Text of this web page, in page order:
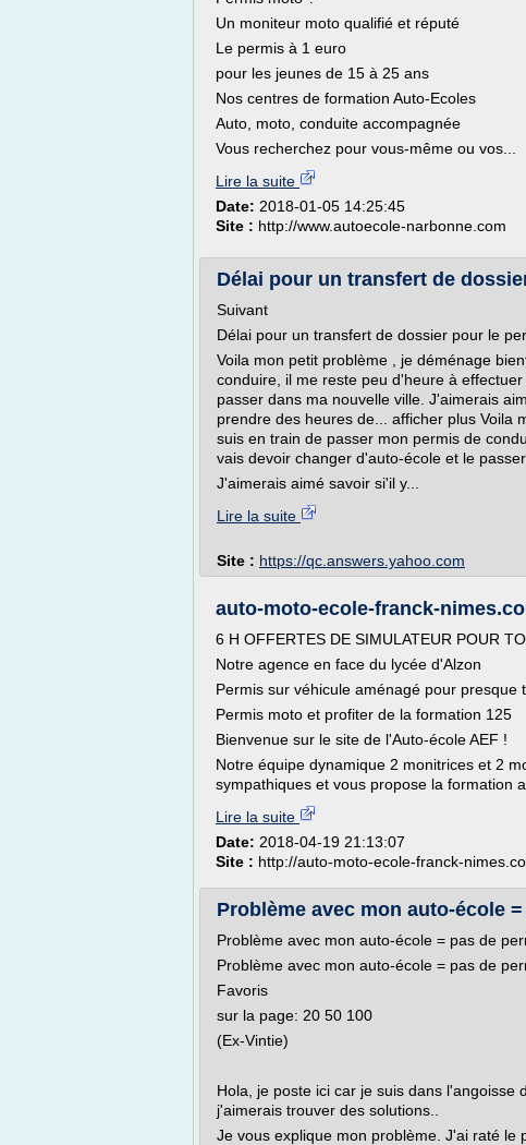
Un moniteur moto qualifié et réputé
Le permis à 1 euro
pour les jeunes de 15 à 25 ans
Nos centres de formation Auto-Ecoles
Auto, moto, conduite accompagnée
Vous recherchez pour vous-même ou vos...
Lire la suite
Date: 2018-01-05 14:25:45
Site : http://www.autoecole-narbonne.com
Délai pour un transfert de
Suivant
Délai pour un transfert de dossier pour le
Voila mon petit problème , je déménage
conduire, il me reste peu d'heure à
passer dans ma nouvelle ville. J'aimerais
prendre des heures de... afficher plus Voila
suis en train de passer mon permis de
vais devoir changer d'auto-école et le
J'aimerais aimé savoir si'il y...
Lire la suite
Site : https://qc.answers.yahoo.com
auto-moto-ecole-franck-
6 H OFFERTES DE SIMULATEUR POUR
Notre agence en face du lycée d'Alzon
Permis sur véhicule aménagé pour presque
Permis moto et profiter de la formation 125
Bienvenue sur le site de l'Auto-école AEF !
Notre équipe dynamique 2 monitrices et 2
sympathiques et vous propose la formation
Lire la suite
Date: 2018-04-19 21:13:07
Site : http://auto-moto-ecole-franck-
Problème avec mon auto-école
Problème avec mon auto-école = pas de
Problème avec mon auto-école = pas de
Favoris
sur la page: 20 50 100
(Ex-Vintie)
Hola, je poste ici car je suis dans
j'aimerais trouver des solutions..
Je vous explique mon problème. J'ai raté le